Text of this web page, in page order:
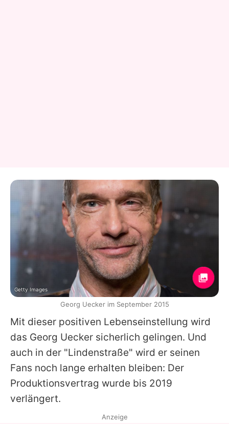
Mit dieser positiven Lebenseinstellung wird
das Georg Uecker sicherlich gelingen. Und
auch in der "Lindenstraße" wird er seinen
Fans noch lange erhalten bleiben: Der
Produktionsvertrag wurde bis 2019
verlängert.
Getty Images
Georg Uecker im September 2015
Anzeige